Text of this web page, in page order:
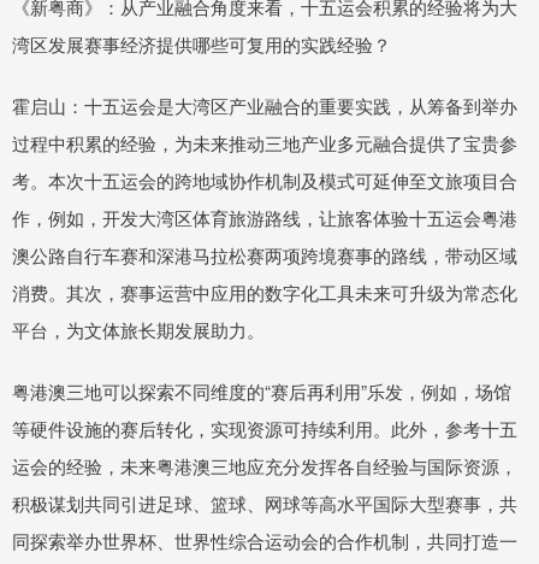
《新粤商》：从产业融合角度来看，十五运会积累的经验将为大
湾区发展赛事经济提供哪些可复用的实践经验？
霍启山：十五运会是大湾区产业融合的重要实践，从筹备到举办
过程中积累的经验，为未来推动三地产业多元融合提供了宝贵参
考。本次十五运会的跨地域协作机制及模式可延伸至文旅项目合
作，例如，开发大湾区体育旅游路线，让旅客体验十五运会粤港
澳公路自行车赛和深港马拉松赛两项跨境赛事的路线，带动区域
消费。其次，赛事运营中应用的数字化工具未来可升级为常态化
平台，为文体旅长期发展助力。
粤港澳三地可以探索不同维度的“赛后再利用”乐发，例如，场馆
等硬件设施的赛后转化，实现资源可持续利用。此外，参考十五
运会的经验，未来粤港澳三地应充分发挥各自经验与国际资源，
积极谋划共同引进足球、篮球、网球等高水平国际大型赛事，共
同探索举办世界杯、世界性综合运动会的合作机制，共同打造一